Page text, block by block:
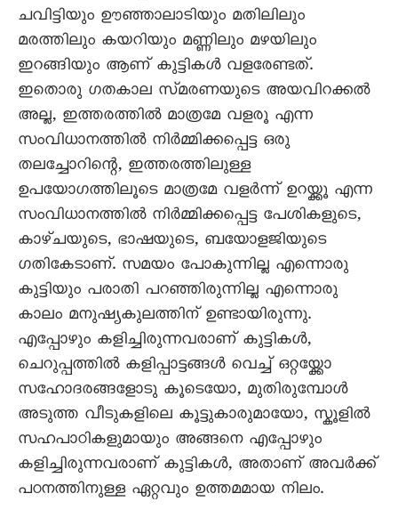
ചവിട്ടിയും ഊഞ്ഞാലാടിയും മതിലിലും
മരത്തിലും കയറിയും മണ്ണിലും മഴയിലും
ഇറങ്ങിയും ആണ് കുട്ടികൾ വളരേണ്ടത്.
ഇതൊരു ഗതകാല സ്മരണയുടെ അയവിറക്കൽ
അല്ല, ഇത്തരത്തിൽ മാത്രമേ വളരൂ എന്ന
സംവിധാനത്തിൽ നിർമ്മിക്കപ്പെട്ട ഒരു
തലച്ചോറിന്റെ, ഇത്തരത്തിലുള്ള
ഉപയോഗത്തിലൂടെ മാത്രമേ വളർന്ന് ഉറയ്ക്കൂ എന്ന
സംവിധാനത്തിൽ നിർമ്മിക്കപ്പെട്ട പേശികളുടെ,
കാഴ്ചയുടെ, ഭാഷയുടെ, ബയോളജിയുടെ
ഗതികേടാണ്. സമയം പോകുന്നില്ല എന്നൊരു
കുട്ടിയും പരാതി പറഞ്ഞിരുന്നില്ല എന്നൊരു
കാലം മനുഷ്യകുലത്തിന് ഉണ്ടായിരുന്നു.
എപ്പോഴും കളിച്ചിരുന്നവരാണ് കുട്ടികൾ,
ചെറുപ്പത്തിൽ കളിപ്പാട്ടങ്ങൾ വെച്ച് ഒറ്റയ്ക്കോ
സഹോദരങ്ങളോടു കൂടെയോ, മുതിരുമ്പോൾ
അടുത്ത വീടുകളിലെ കൂട്ടുകാരുമായോ, സ്കൂളിൽ
സഹപാഠികളുമായും അങ്ങനെ എപ്പോഴും
കളിച്ചിരുന്നവരാണ് കുട്ടികൾ, അതാണ് അവർക്ക്
പഠനത്തിനുള്ള ഏറ്റവും ഉത്തമമായ നിലം.